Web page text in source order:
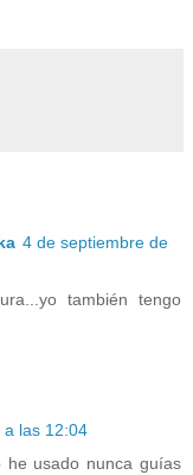
4 de septiembre de
también tengo
las 12:04
he usado nunca guías